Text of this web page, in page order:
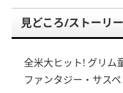
見どころ/ストーリ
全米大ヒット! グリム
ファンタジー・サス